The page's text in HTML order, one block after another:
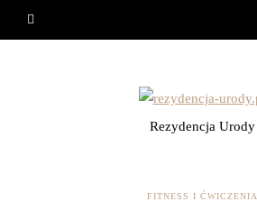
Rezydencja Urody
FITNESS I ĆWICZENIA